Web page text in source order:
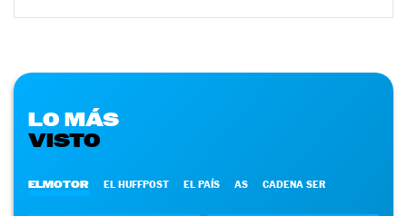
LO MÁS
VISTO
ELMOTOR EL HUFFPOST EL PAÍS AS CADENA SER